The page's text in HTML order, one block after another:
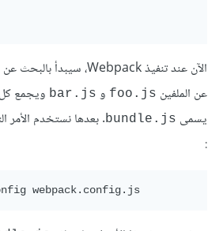
الآن عند تنفيذ Webpack، سيبدأ بالبحث عن الملف
عن الملفين foo.js و bar.js ويجمع
يسمى bundle.js
: